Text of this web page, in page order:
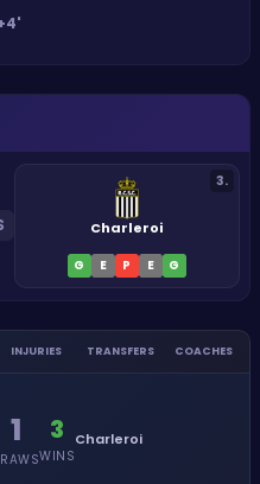
3.
Charleroi
G E P E G
INJURIES TRANSFERS COACHES
1 3
WINS
Charleroi